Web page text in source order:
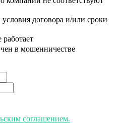
договора и/или сроки
в мошенничестве
соглашением.